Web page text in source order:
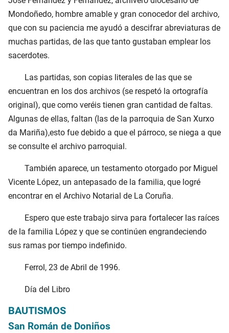
Mondoñedo, hombre amable y gran conocedor del archivo,
que con su paciencia me ayudó a descifrar abreviaturas de
muchas partidas, de las que tanto gustaban emplear los
sacerdotes.
Las partidas, son copias literales de las que se
encuentran en los dos archivos (se respetó la ortografía
original), que como veréis tienen gran cantidad de faltas.
Algunas de ellas, faltan (las de la parroquia de San Xurxo
da Mariña),esto fue debido a que el párroco, se niega a que
se consulte el archivo parroquial.
También aparece, un testamento otorgado por Miguel
Vicente López, un antepasado de la familia, que logré
encontrar en el Archivo Notarial de La Coruña.
Espero que este trabajo sirva para fortalecer las raíces
de la familia López y que se continúen engrandeciendo
sus ramas por tiempo indefinido.
Ferrol, 23 de Abril de 1996.
Día del Libro
BAUTISMOS
San Román de Doniños